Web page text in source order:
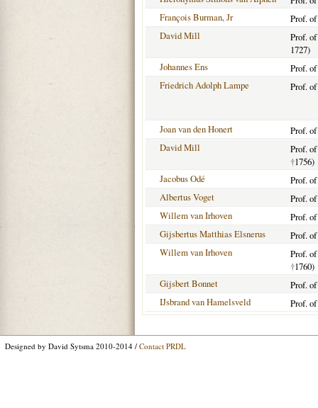
François Burman, Jr
Prof.
David Mill
Prof.
1727)
Johannes Ens
Prof.
Friedrich Adolph Lampe
Prof.
Joan van den Honert
Prof.
David Mill
Prof.
†1756)
Jacobus Odé
Prof.
Albertus Voget
Prof.
Willem van Irhoven
Prof.
Gijsbertus Matthias Elsnerus
Prof.
Willem van Irhoven
Prof.
†1760)
Gijsbert Bonnet
Prof.
IJsbrand van Hamelsveld
Prof.
Designed by David Sytsma 2010-2014 / Contact PRDL